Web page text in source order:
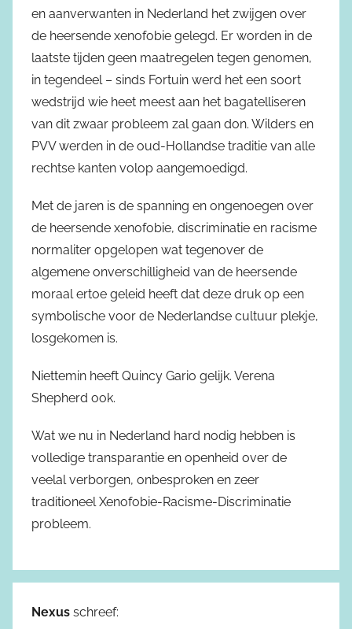
en aanverwanten in Nederland het zwijgen over
de heersende xenofobie gelegd. Er worden in de
laatste tijden geen maatregelen tegen genomen,
in tegendeel – sinds Fortuin werd het een soort
wedstrijd wie heet meest aan het bagatelliseren
van dit zwaar probleem zal gaan don. Wilders en
PVV werden in de oud-Hollandse traditie van alle
rechtse kanten volop aangemoedigd.
Met de jaren is de spanning en ongenoegen over
de heersende xenofobie, discriminatie en racisme
normaliter opgelopen wat tegenover de
algemene onverschilligheid van de heersende
moraal ertoe geleid heeft dat deze druk op een
symbolische voor de Nederlandse cultuur plekje,
losgekomen is.
Niettemin heeft Quincy Gario gelijk. Verena
Shepherd ook.
Wat we nu in Nederland hard nodig hebben is
volledige transparantie en openheid over de
veelal verborgen, onbesproken en zeer
traditioneel Xenofobie-Racisme-Discriminatie
probleem.
Nexus schreef: